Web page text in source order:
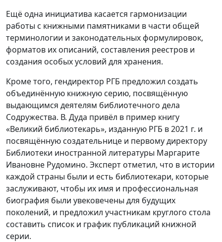
Ещё одна инициатива касается гармонизации
работы с книжными памятниками в части общей
терминологии и законодательных формулировок,
форматов их описаний, составления реестров и
создания особых условий для хранения.
Кроме того, гендиректор РГБ предложил создать
объединённую книжную серию, посвящённую
выдающимся деятелям библиотечного дела
Содружества. В. Дуда привёл в пример книгу
«Великий библиотекарь», изданную РГБ в 2021 г. и
посвящённую создательнице и первому директору
Библиотеки иностранной литературы Маргарите
Ивановне Рудомино. Эксперт отметил, что в истории
каждой страны были и есть библиотекари, которые
заслуживают, чтобы их имя и профессиональная
биография были увековечены для будущих
поколений, и предложил участникам круглого стола
составить список и график публикаций книжной
серии.